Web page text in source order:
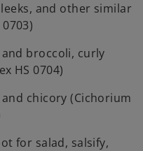
and other similar
broccoli, curly
HS 0704)
chicory (Cichorium
for salad, salsify,